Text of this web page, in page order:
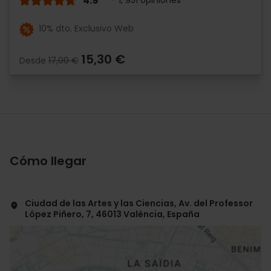
10% dto. Exclusivo Web
Desde 17,00 € 15,30 €
Cómo llegar
Ciudad de las Artes y las Ciencias, Av. del Professor
López Piñero, 7, 46013 València, España